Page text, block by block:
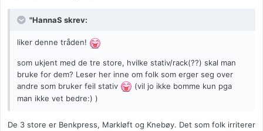
"HannaS skrev:
liker denne tråden!
som ukjent med de tre store, hvilke stativ/rack(??) skal man
bruke for dem? Leser her inne om folk som erger seg over
andre som bruker feil stativ
(vil jo ikke bomme kun pga
man ikke vet bedre:) )
De 3 store er Benkpress, Markløft og Knebøy. Det som folk irriterer